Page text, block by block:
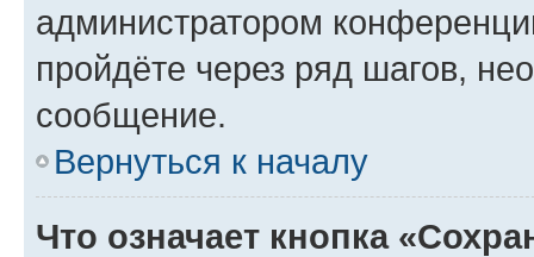
администратором
пройдёте через ряд шагов,
сообщение.
Вернуться к началу
Что означает кнопка